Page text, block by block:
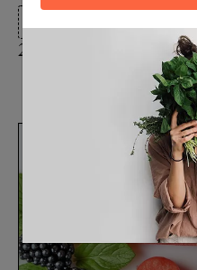
25/07/2023